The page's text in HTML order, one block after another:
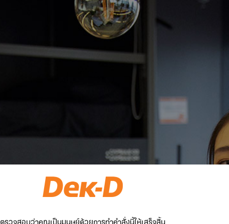
ตรวจสอบว่าคุณเป็นมนุษย์ด้วยการทำคำสั่งนี้ให้เสร็จสิ้น